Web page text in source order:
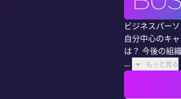
ビジネスパー
自分中心のキ
は？ 今後の組
...
もっと見る